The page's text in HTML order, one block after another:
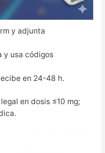
y adjunta
y usa códigos
en 24-48 h.
en dosis ≤10 mg;